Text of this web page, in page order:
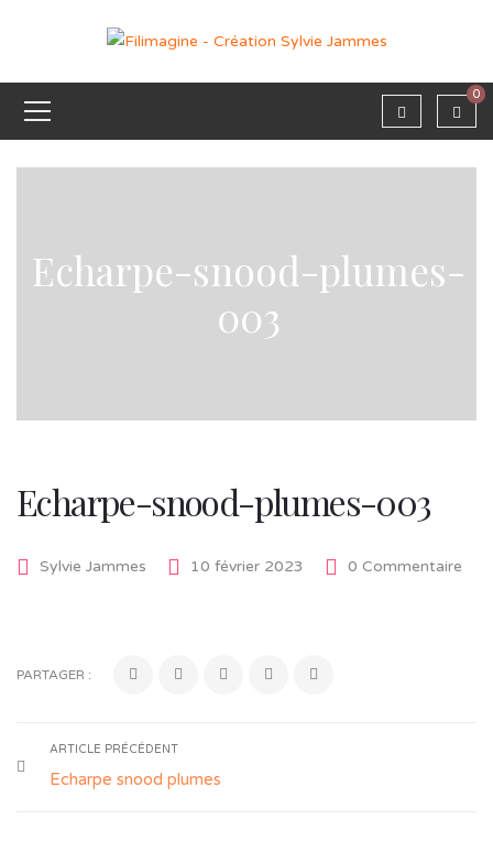
0
Echarpe-snood-plumes-
003
Echarpe-snood-plumes-003
Sylvie Jammes 10 février 2023 0 Commentaire
PARTAGER :
ARTICLE PRÉCÉDENT
Echarpe snood plumes